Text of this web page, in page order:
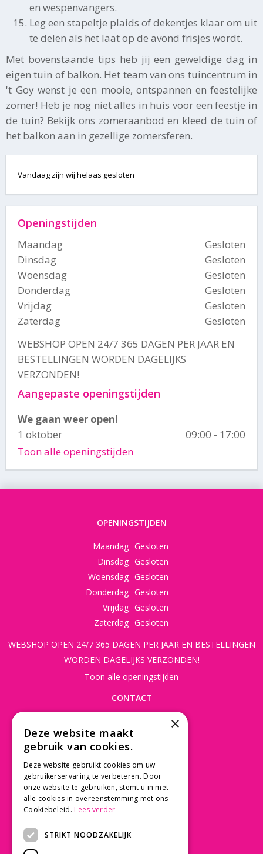
en wespenvangers.
Leg een stapeltje plaids of dekentjes klaar om uit
te delen als het laat op de avond frisjes wordt.
Met bovenstaande tips heb jij een geweldige dag in
eigen tuin of balkon. Het team van ons tuincentrum in
't Goy wenst je een mooie, ontspannen en feestelijke
zomer! Heb je nog niet alles in huis voor een feestje in
de tuin? Bekijk ons zomeraanbod en kleed de tuin of
het balkon aan in gezellige zomersferen.
Vandaag zijn wij helaas gesloten
Openingstijden
Maandag
Gesloten
Dinsdag
Gesloten
Woensdag
Gesloten
Donderdag
Gesloten
Vrijdag
Gesloten
Zaterdag
Gesloten
WEBSHOP OPEN 24/7 365 DAGEN PER JAAR EN
BESTELLINGEN WORDEN DAGELIJKS
VERZONDEN!
Aangepaste openingstijden
We gaan weer open!
1 oktober
09:00 - 17:00
Toon alle openingstijden
OPENINGSTIJDEN
Maandag Gesloten
Dinsdag Gesloten
Woensdag Gesloten
Donderdag Gesloten
Vrijdag Gesloten
Zaterdag Gesloten
WEBSHOP OPEN 24/7 365 DAGEN PER JAAR EN BESTELLINGEN
WORDEN DAGELIJKS VERZONDEN!
Toon alle openingstijden
CONTACT
3997 MK 't Goy
030 - 60 11 365
info@tuincentrumdebruijn.nl
Betaalinformatie
×
Deze website maakt
gebruik van cookies.
Deze website gebruikt cookies om uw
gebruikerservaring te verbeteren. Door
onze website te gebruiken, stemt u in met
alle cookies in overeenstemming met ons
Cookiebeleid. Lees verder
STRIKT NOODZAKELIJK